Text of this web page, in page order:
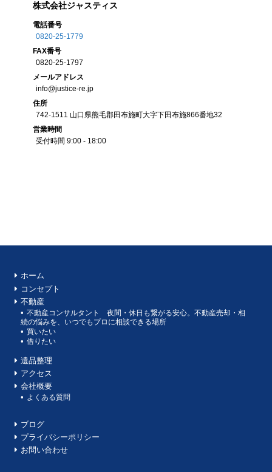
株式会社ジャスティス
電話番号
0820-25-1779
FAX番号
0820-25-1797
メールアドレス
info@justice-re.jp
住所
742-1511 山口県熊毛郡田布施町大字下田布施866番地32
営業時間
受付時間 9:00 - 18:00
ホーム
コンセプト
不動産
不動産コンサルタント 夜間・休日も繋がる安心。不動産売却・相
続の悩みを、いつでもプロに相談できる場所
買いたい
借りたい
遺品整理
アクセス
会社概要
よくある質問
ブログ
プライバシーポリシー
お問い合わせ